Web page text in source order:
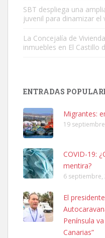
Leales.org » Gran Canaria
Ninfa perdida
El día 5 se los perdió una
calle, se perdió por la zon...
Leales.org » Gran Canaria
SBT despliega una
juvenil para dinamizar el
La Concejalía de
inmuebles en El Castillo
ENTRADAS
Migrantes:
19
COVID-19:
mentira?
6 septiembre,
El
Península
Canarias”